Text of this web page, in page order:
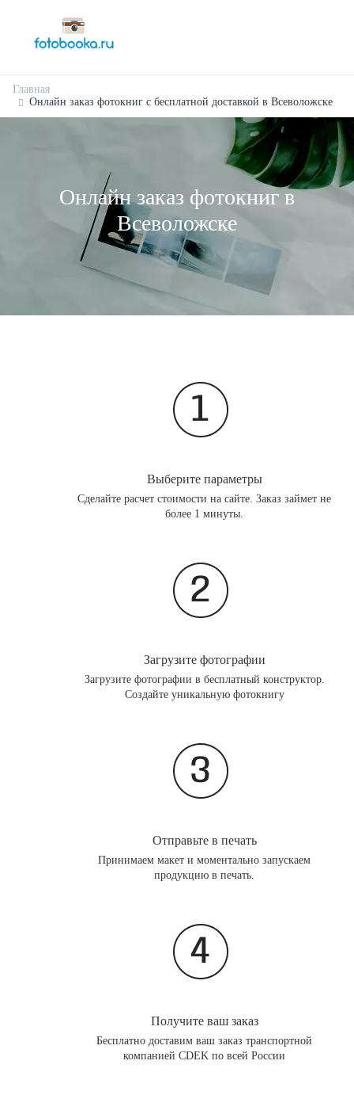
Главная
Онлайн заказ фотокниг с бесплатной доставкой в Всеволожске
Онлайн заказ фотокниг в
Всеволожске
Выберите параметры
Сделайте расчет стоимости на сайте. Заказ займет не
более 1 минуты.
Загрузите фотографии
Загрузите фотографии в бесплатный конструктор.
Создайте уникальную фотокнигу
Отправьте в печать
Принимаем макет и моментально запускаем
продукцию в печать.
Получите ваш заказ
Бесплатно доставим ваш заказ транспортной
компанией CDEK по всей России